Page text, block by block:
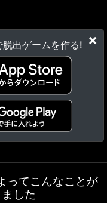
×
脱出ゲームを作る!
ってこんなことが
した